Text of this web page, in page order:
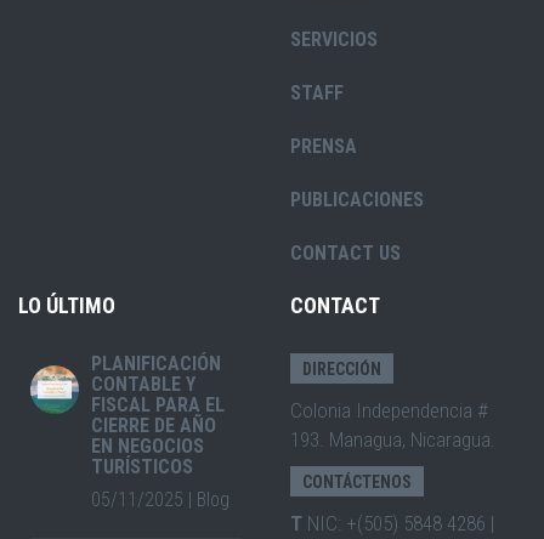
SERVICIOS
STAFF
PRENSA
PUBLICACIONES
CONTACT US
LO ÚLTIMO
PLANIFICACIÓN
CONTABLE Y
FISCAL PARA EL
CIERRE DE AÑO
EN NEGOCIOS
TURÍSTICOS
05/11/2025 | Blog
CONTACT
DIRECCIÓN
Colonia Independencia #
193. Managua, Nicaragua.
CONTÁCTENOS
T NIC: +(505) 5848 4286 |